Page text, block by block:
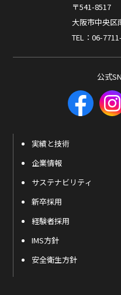
〒541-8517
大阪市中央区
TEL：06-
公式
実績と技術
企業情報
サステナビリティ
新卒採用
経験者採用
IMS方針
安全衛生方針